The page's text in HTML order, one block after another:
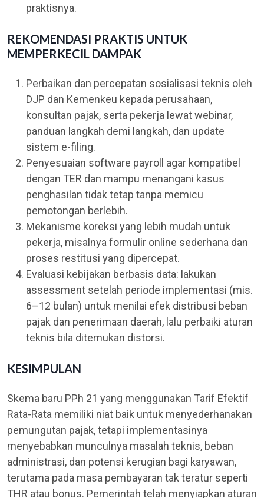
praktisnya.
REKOMENDASI PRAKTIS UNTUK
MEMPERKECIL DAMPAK
Perbaikan dan percepatan sosialisasi teknis oleh
DJP dan Kemenkeu kepada perusahaan,
konsultan pajak, serta pekerja lewat webinar,
panduan langkah demi langkah, dan update
sistem e-filing.
Penyesuaian software payroll agar kompatibel
dengan TER dan mampu menangani kasus
penghasilan tidak tetap tanpa memicu
pemotongan berlebih.
Mekanisme koreksi yang lebih mudah untuk
pekerja, misalnya formulir online sederhana dan
proses restitusi yang dipercepat.
Evaluasi kebijakan berbasis data: lakukan
assessment setelah periode implementasi (mis.
6–12 bulan) untuk menilai efek distribusi beban
pajak dan penerimaan daerah, lalu perbaiki aturan
teknis bila ditemukan distorsi.
KESIMPULAN
Skema baru PPh 21 yang menggunakan Tarif Efektif
Rata-Rata memiliki niat baik untuk menyederhanakan
pemungutan pajak, tetapi implementasinya
menyebabkan munculnya masalah teknis, beban
administrasi, dan potensi kerugian bagi karyawan,
terutama pada masa pembayaran tak teratur seperti
THR atau bonus. Pemerintah telah menyiapkan aturan